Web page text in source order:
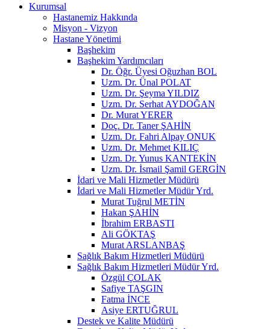
Kurumsal
Hastanemiz Hakkında
Misyon - Vizyon
Hastane Yönetimi
Başhekim
Başhekim Yardımcıları
Dr. Öğr. Üyesi Oğuzhan BOL
Uzm. Dr. Ünal POLAT
Uzm. Dr. Şeyma YILDIZ
Uzm. Dr. Serhat AYDOĞAN
Dr. Murat YERER
Doç. Dr. Taner ŞAHİN
Uzm. Dr. Fahri Alpay ONUK
Uzm. Dr. Mehmet KILIÇ
Uzm. Dr. Yunus KANTEKİN
Uzm. Dr. İsmail Şamil GERGİN
İdari ve Mali Hizmetler Müdürü
İdari ve Mali Hizmetler Müdür Yrd.
Murat Tuğrul METİN
Hakan ŞAHİN
İbrahim ERBASTI
Ali GÖKTAŞ
Murat ARSLANBAŞ
Sağlık Bakım Hizmetleri Müdürü
Sağlık Bakım Hizmetleri Müdür Yrd.
Özgül ÇOLAK
Safiye TAŞGIN
Fatma İNCE
Asiye ERTUĞRUL
Destek ve Kalite Müdürü